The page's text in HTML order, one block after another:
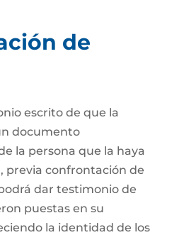
de
escrito de que la
documento
la persona que la haya
previa confrontación de
dar testimonio de
puestas en su
la identidad de los